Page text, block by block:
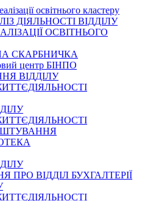
освітнього кластеру
ДІЯЛЬНОСТІ ВІДДІЛУ
ОСВІТНЬОГО
СКАРБНИЧКА
центр БІНПО
ВІДДІЛУ
ПРО ВІДДІЛ БУХГАЛТЕРІЇ